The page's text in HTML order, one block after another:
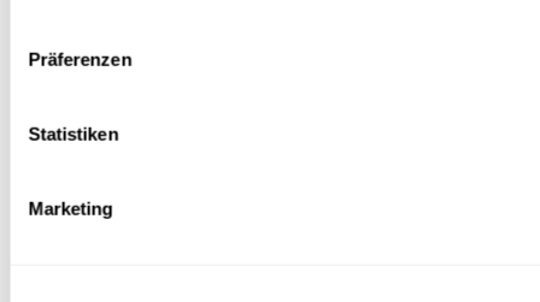
Präferenzen
Statistiken
Marketing